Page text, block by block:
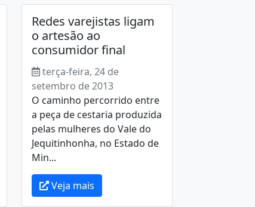
Redes varejistas ligam
o artesão ao
consumidor final
terça-feira, 24 de
setembro de 2013
O caminho percorrido entre
a peça de cestaria produzida
pelas mulheres do Vale do
Jequitinhonha, no Estado de
Min...
Veja mais